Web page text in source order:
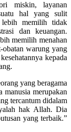
miskin, layanan
hal yang sulit
lebih memilih tidak
dan keuangan.
memilih menahan
obatan warung yang
kepada
yang beragama
manusia merupakan
tercantum didalam
hak Allah. Dia
yang terbaik.”